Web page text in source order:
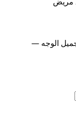
الوجه —